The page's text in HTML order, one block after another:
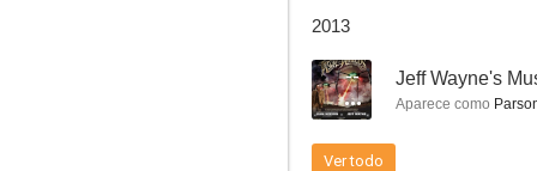
2013
--
Aparece como
Ver todo